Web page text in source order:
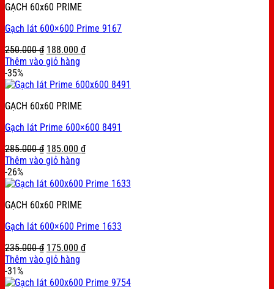
GẠCH 60x60 PRIME
Gạch lát 600×600 Prime 9167
250.000₫ Original
price
250.000 ₫.
188.000 ₫Current
188.000 ₫.
Thêm vào giỏ hàng
-35%
GẠCH 60x60 PRIME
Gạch lát Prime 600×600 8491
285.000₫ Original
price
285.000 ₫.
185.000 ₫Current
185.000 ₫.
Thêm vào giỏ hàng
-26%
GẠCH 60x60 PRIME
Gạch lát 600×600 Prime 1633
235.000₫ Original
price
235.000 ₫.
175.000 ₫Current
175.000 ₫.
Thêm vào giỏ hàng
-31%